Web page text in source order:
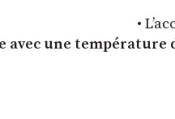
•
avec une